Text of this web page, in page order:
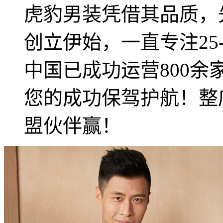
虎豹男装凭借其品质
创立伊始，一直专注
中国已成功运营800余
您的成功保驾护航！
盟伙伴赢！